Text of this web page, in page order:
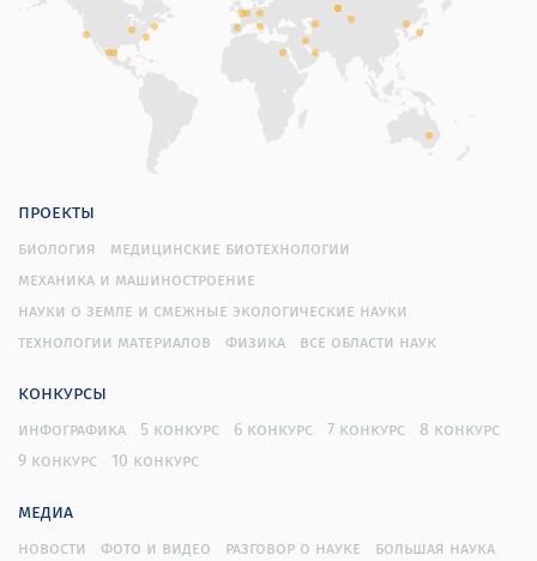
проекты
биология
медицинские биотехнологии
механика и машиностроение
науки о земле и смежные экологические науки
технологии материалов
физика все области наук
конкурсы
инфографика 5 конкурс 6 конкурс 7 конкурс
8 конкурс
9 конкурс
10 конкурс
медиа
новости фото и видео разговор о науке большая наука